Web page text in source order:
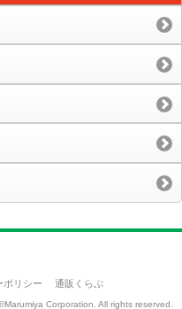
ポリシー 通販くらぶ
Corporation. All rights reserved.